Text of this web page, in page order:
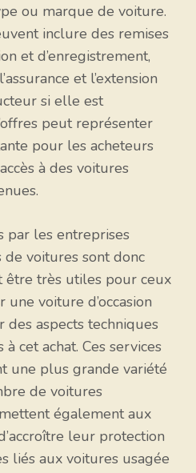
ou marque de voiture.
inclure des remises
et d’enregistrement,
et l’extension
si elle est
peut représenter
pour les acheteurs
à des voitures
par les entreprises
de voitures sont donc
être très utiles pour ceux
voiture d’occasion
des aspects techniques
cet achat. Ces services
une plus grande variété
de voitures
également aux
leur protection
liés aux voitures usagée